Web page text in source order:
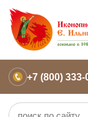
+7 (800) 333-